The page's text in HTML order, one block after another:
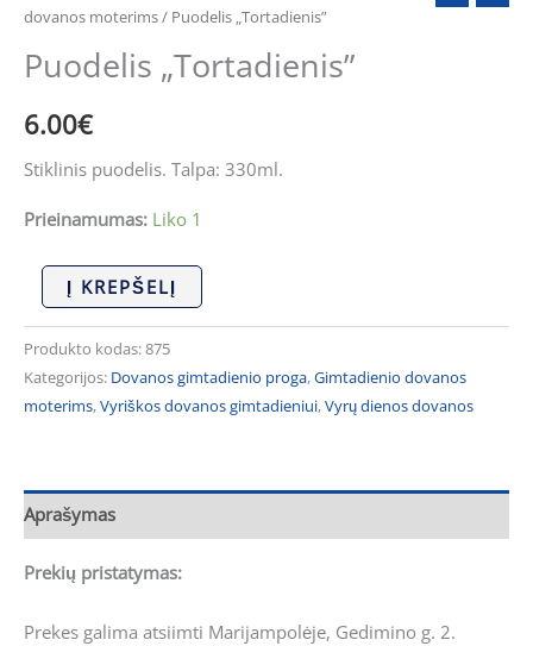
dovanos moterims/ Puodelis „Tortadienis”
Puodelis „Tortadienis”
6.00€
Stiklinis puodelis. Talpa: 330ml.
Prieinamumas: Liko 1
"Tortadienis"
Į KREPŠELĮ
Produkto kodas:875
Kategorijos: Dovanos gimtadienio proga,Gimtadienio dovanos
moterims,Vyriškos dovanos gimtadieniui,Vyrų dienos dovanos
Aprašymas
Prekių pristatymas:
Prekes galima atsiimti Marijampolėje, Gedimino g. 2.